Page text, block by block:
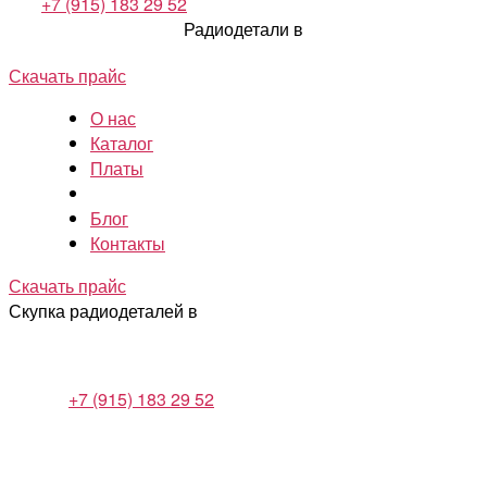
Радиодетали в
Скачать прайс
О нас
Каталог
Платы
Блог
Контакты
Скачать прайс
Скупка радиодеталей в
+7 (915) 183 29 52